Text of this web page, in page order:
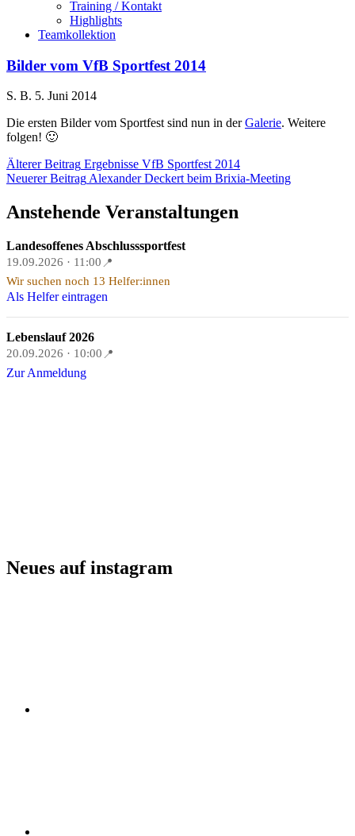
Training / Kontakt
Highlights
Teamkollektion
Bilder vom VfB Sportfest 2014
S. B. 5. Juni 2014
Die ersten Bilder vom Sportfest sind nun in derGalerie. Weitere
folgen! 🙂
Beitragsnavigation
Älterer Beitrag Ergebnisse VfB Sportfest 2014
Neuerer Beitrag Alexander Deckert beim Brixia-Meeting
Anstehende Veranstaltungen
Landesoffenes Abschlusssportfest
19.09.2026 · 11:00 📍
Wir suchen noch 13 Helfer:innen
Als Helfer eintragen
Lebenslauf 2026
20.09.2026 · 10:00 📍
Zur Anmeldung
Neues auf instagram